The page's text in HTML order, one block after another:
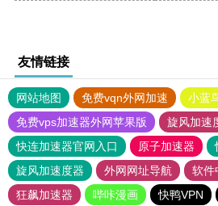
友情链接
网站地图 免费vqn外网加速
小蓝
免费vps加速器外网苹果版
旋风加速
快连加速器官网入口
原子加速器
旋风加速度器
外网网址导航 软件
狂飙加速器
哔咔漫画 快鸭VPN